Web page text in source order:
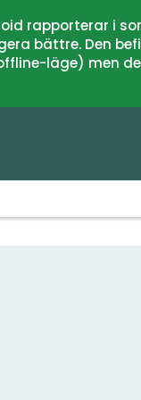
rapporterar i
bättre. Den
läge) men